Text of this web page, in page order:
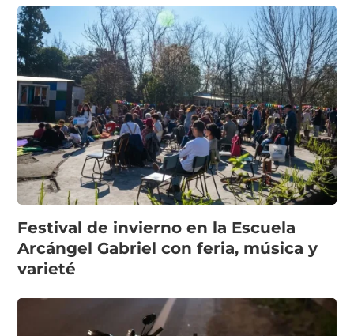
Festival de invierno en la Escuela
Arcángel Gabriel con feria, música y
varieté